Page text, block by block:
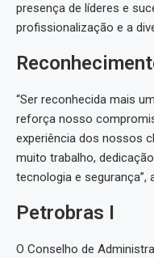
presença de líderes e
profissionalização e a
“Ser reconhecida mais
reforça nosso
experiência dos nossos
muito trabalho,
tecnologia e segurança”,
Petrobras I
O Conselho de